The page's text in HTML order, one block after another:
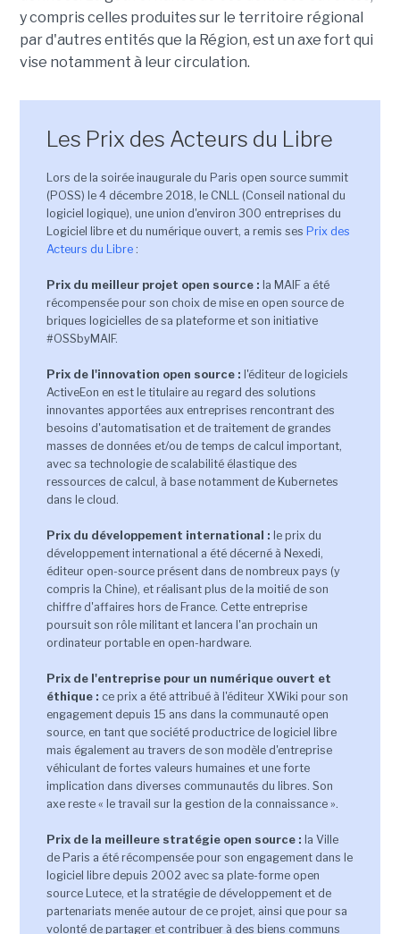
y compris celles produites sur le territoire régional
par d'autres entités que la Région, est un axe fort qui
vise notamment à leur circulation.
Les Prix des Acteurs du Libre
Lors de la soirée inaugurale du Paris open source summit
(POSS) le 4 décembre 2018, le CNLL (Conseil national du
logiciel logique), une union d'environ 300 entreprises du
Logiciel libre et du numérique ouvert, a remis ses Prix des
Acteurs du Libre:
Prix du meilleur projet open source : la MAIF a été
récompensée pour son choix de mise en open source de
briques logicielles de sa plateforme et son initiative
#OSSbyMAIF.
Prix de l'innovation open source : l'éditeur de logiciels
ActiveEon en est le titulaire au regard des solutions
innovantes apportées aux entreprises rencontrant des
besoins d'automatisation et de traitement de grandes
masses de données et/ou de temps de calcul important,
avec sa technologie de scalabilité élastique des
ressources de calcul, à base notamment de Kubernetes
dans le cloud.
Prix du développement international : le prix du
développement international a été décerné à Nexedi,
éditeur open-source présent dans de nombreux pays (y
compris la Chine), et réalisant plus de la moitié de son
chiffre d'affaires hors de France. Cette entreprise
poursuit son rôle militant et lancera l'an prochain un
ordinateur portable en open-hardware.
Prix de l'entreprise pour un numérique ouvert et
éthique : ce prix a été attribué à l'éditeur XWiki pour son
engagement depuis 15 ans dans la communauté open
source, en tant que société productrice de logiciel libre
mais également au travers de son modèle d'entreprise
véhiculant de fortes valeurs humaines et une forte
implication dans diverses communautés du libres. Son
axe reste « le travail sur la gestion de la connaissance ».
Prix de la meilleure stratégie open source : la Ville
de Paris a été récompensée pour son engagement dans le
logiciel libre depuis 2002 avec sa plate-forme open
source Lutece, et la stratégie de développement et de
partenariats menée autour de ce projet, ainsi que pour sa
volonté de partager et contribuer à des biens communs